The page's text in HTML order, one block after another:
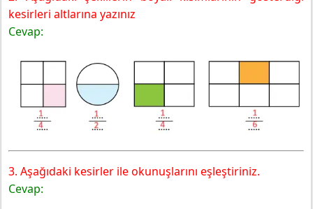
kesirleri altlarına yazınız
Cevap:
3. Aşağıdaki kesirler ile okunuşlarını eşleştiriniz.
Cevap: